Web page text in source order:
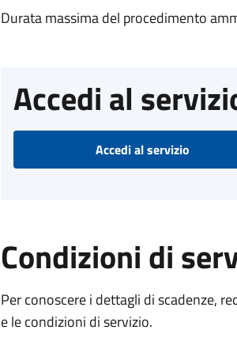
Durata massima del procedimento
Accedi al
Accedi al servizio
Condizioni di
Per conoscere i dettagli di scadenze,
e le condizioni di servizio.